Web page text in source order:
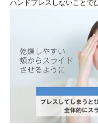
ハンドプレスしないことで